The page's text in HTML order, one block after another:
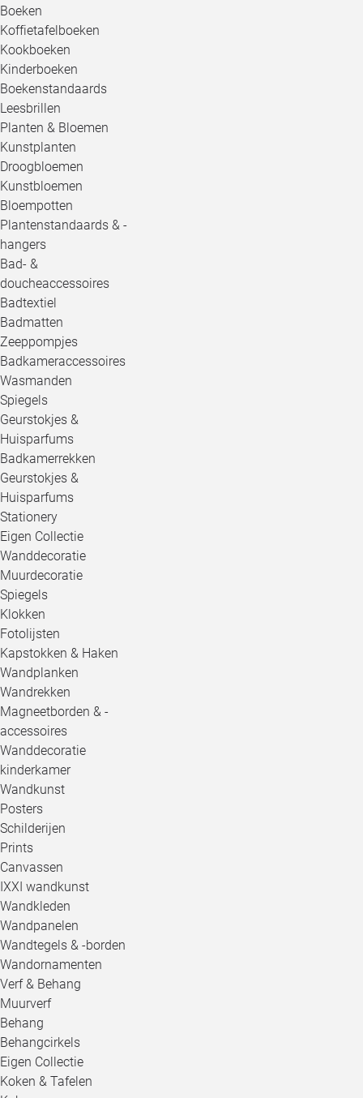
Boeken
Koffietafelboeken
Kookboeken
Kinderboeken
Boekenstandaards
Leesbrillen
Planten & Bloemen
Kunstplanten
Droogbloemen
Kunstbloemen
Bloempotten
Plantenstandaards & -
hangers
Bad- &
doucheaccessoires
Badtextiel
Badmatten
Zeeppompjes
Badkameraccessoires
Wasmanden
Spiegels
Geurstokjes &
Huisparfums
Badkamerrekken
Geurstokjes &
Huisparfums
Stationery
Eigen Collectie
Wanddecoratie
Muurdecoratie
Spiegels
Klokken
Fotolijsten
Kapstokken & Haken
Wandplanken
Wandrekken
Magneetborden & -
accessoires
Wanddecoratie
kinderkamer
Wandkunst
Posters
Schilderijen
Prints
Canvassen
IXXI wandkunst
Wandkleden
Wandpanelen
Wandtegels & -borden
Wandornamenten
Verf & Behang
Muurverf
Behang
Behangcirkels
Eigen Collectie
Koken & Tafelen